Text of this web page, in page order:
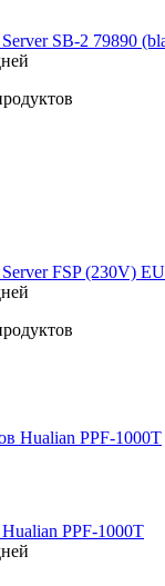
SB-2 79890
Server FSP (230V)
Hualian PPF-1000T